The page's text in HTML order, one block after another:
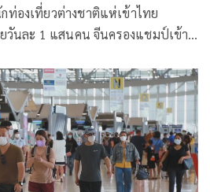
ท่องเที่ยวต่างชาติแห่เข้าไทย
วันละ 1 แสนคน จีนครองแชมป์เข้า